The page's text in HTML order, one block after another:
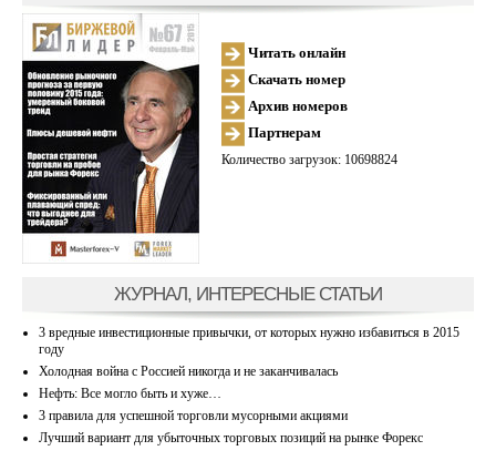
Читать онлайн
Скачать номер
Архив номеров
Партнерам
Количество загрузок: 10698824
ЖУРНАЛ, ИНТЕРЕСНЫЕ СТАТЬИ
3 вредные инвестиционные привычки, от которых нужно избавиться в 2015
году
Холодная война с Россией никогда и не заканчивалась
Нефть: Все могло быть и хуже…
3 правила для успешной торговли мусорными акциями
Лучший вариант для убыточных торговых позиций на рынке Форекс